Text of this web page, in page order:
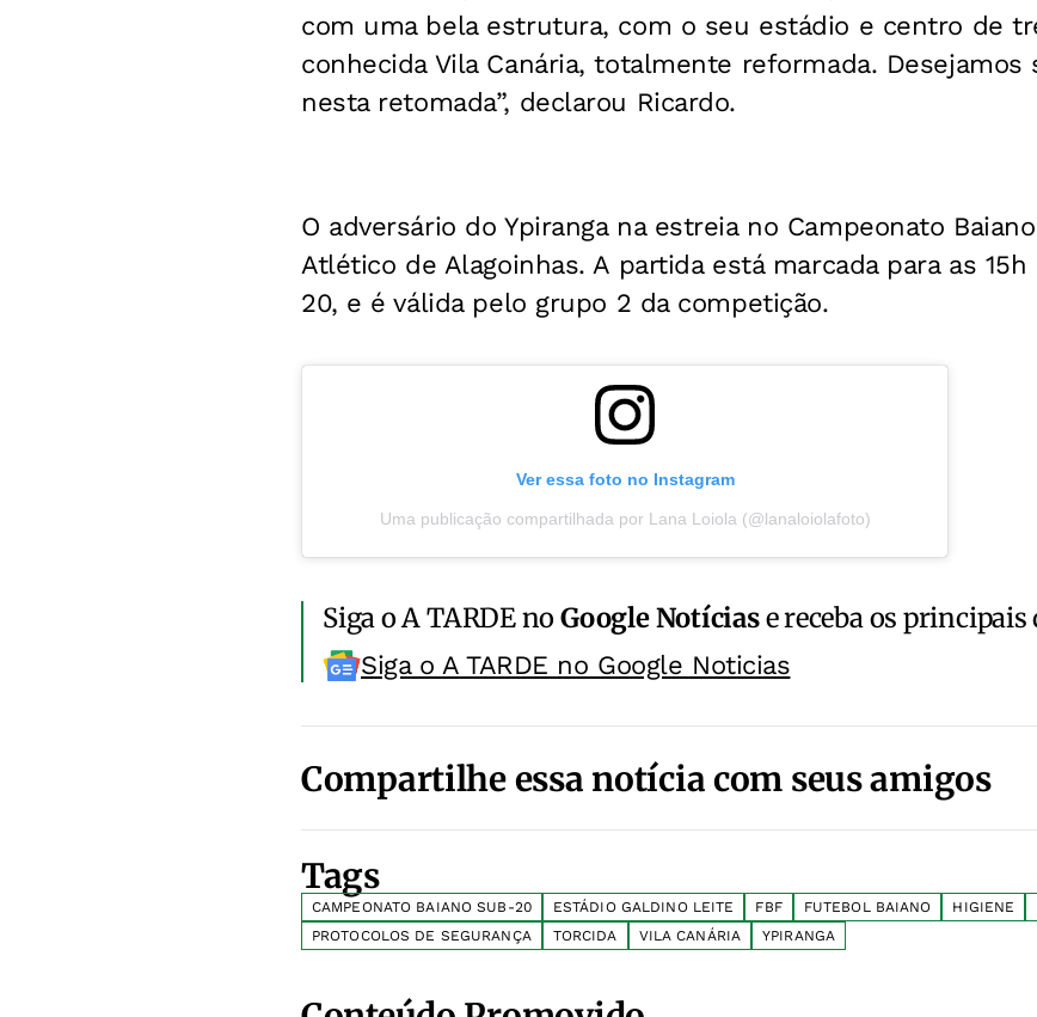
com uma bela estrutura, com o seu estádio e centro de
conhecida Vila Canária, totalmente reformada. Desejamos
nesta retomada”, declarou Ricardo.
O adversário do Ypiranga na estreia no Campeonato
Atlético de Alagoinhas. A partida está marcada para as
20, e é válida pelo grupo 2 da competição.
Ver essa foto no Instagram
Uma publicação compartilhada por Lana Loiola (@lanaloiolafoto)
Siga o A TARDE noGoogle Notíciase receba os principais
Siga o A TARDE no Google Noticias
Compartilhe essa notícia com seus amigos
Tags
CAMPEONATO BAIANO SUB-20 ESTÁDIO GALDINO LEITE FBF FUTEBOL BAIANO HIGIENE
PROTOCOLOS DE SEGURANÇA
TORCIDA VILA CANÁRIA YPIRANGA